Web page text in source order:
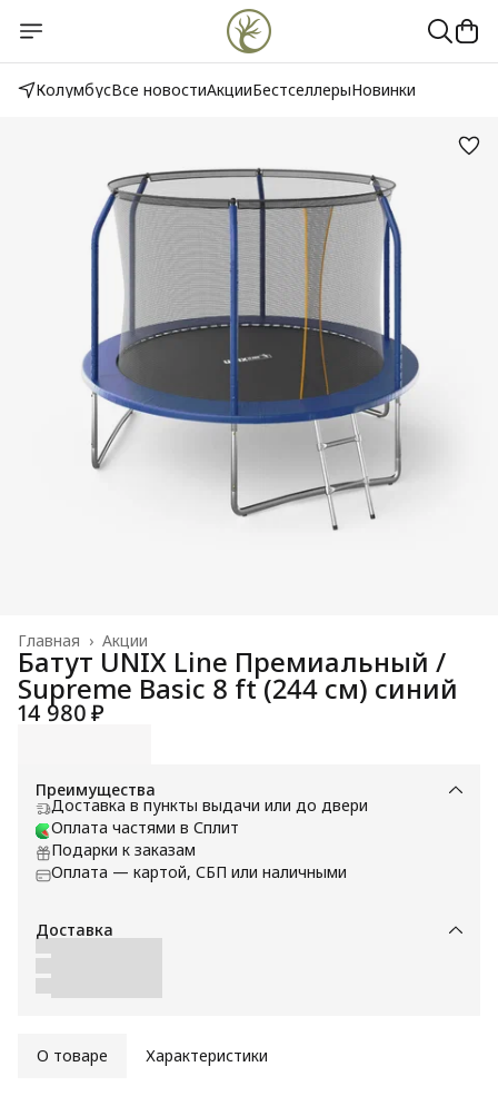
КолумбусВсе новостиАкцииБестселлерыНовинки
Акции
Главная ›
Батут UNIX Line Премиальный /
Supreme Basic 8 ft (244 см) синий
14 980 ₽
Преимущества
Доставка в пункты выдачи или до двери
Оплата частями в Сплит
Подарки к заказам
Оплата — картой, СБП или наличными
Доставка
О товаре Характеристики